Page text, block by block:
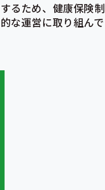
るため、健康保険制
な運営に取り組んで